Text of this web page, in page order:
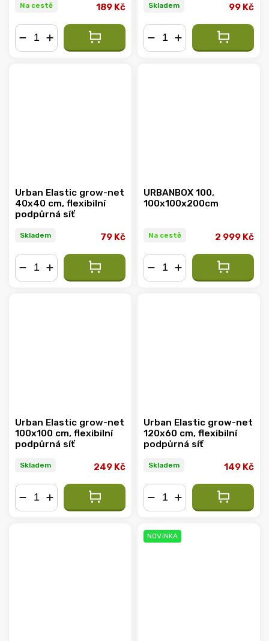
Na cestě 189 Kč Skladem 99 Kč
Urban Elastic grow-net
40x40 cm, flexibilní
podpůrná síť
Skladem 79 Kč
URBANBOX 100,
100x100x200cm
Na cestě 2 999 Kč
Urban Elastic grow-net
100x100 cm, flexibilní
podpůrná síť
Skladem 249 Kč
Urban Elastic grow-net
120x60 cm, flexibilní
podpůrná síť
Skladem 149 Kč
NOVINKA